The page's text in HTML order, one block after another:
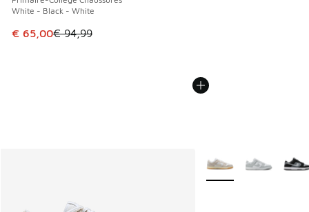
White - Black - White
Cet article est en promotion. Prix en baisse de € 94,99 à
€ 65,00€ 94,99
Plus de couleurs